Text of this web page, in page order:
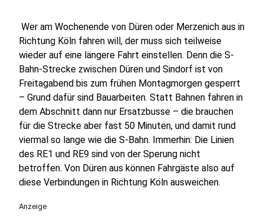
Wer am Wochenende von Düren oder Merzenich aus in
Richtung Köln fahren will, der muss sich teilweise
wieder auf eine längere Fahrt einstellen. Denn die S-
Bahn-Strecke zwischen Düren und Sindorf ist von
Freitagabend bis zum frühen Montagmorgen gesperrt
– Grund dafür sind Bauarbeiten. Statt Bahnen fahren in
dem Abschnitt dann nur Ersatzbusse – die brauchen
für die Strecke aber fast 50 Minuten, und damit rund
viermal so lange wie die S-Bahn. Immerhin: Die Linien
des RE1 und RE9 sind von der Sperung nicht
betroffen. Von Düren aus können Fahrgäste also auf
diese Verbindungen in Richtung Köln ausweichen.
Anzeige